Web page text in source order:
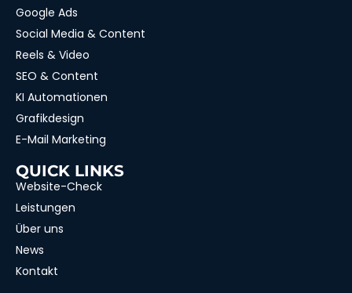
Google Ads
Social Media & Content
Reels & Video
SEO & Content
KI Automationen
Grafikdesign
E-Mail Marketing
QUICK LINKS
Website-Check
Leistungen
Über uns
News
Kontakt